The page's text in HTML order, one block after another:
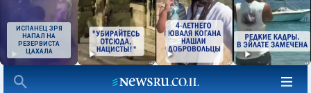
ИСПАНЕЦ ЗРЯ
НАПАЛ НА
РЕЗЕРВИСТА
ЦАХАЛА